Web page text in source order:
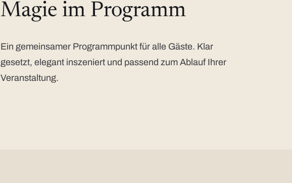
Magie im Programm
Ein gemeinsamer Programmpunkt für alle Gäste. Klar
gesetzt, elegant inszeniert und passend zum Ablauf Ihrer
Veranstaltung.